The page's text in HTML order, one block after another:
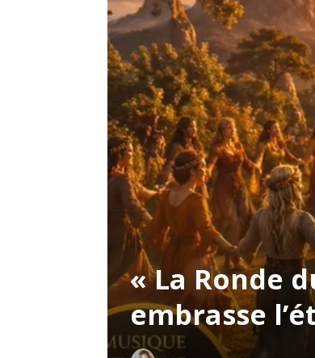
« La Ronde
embrasse